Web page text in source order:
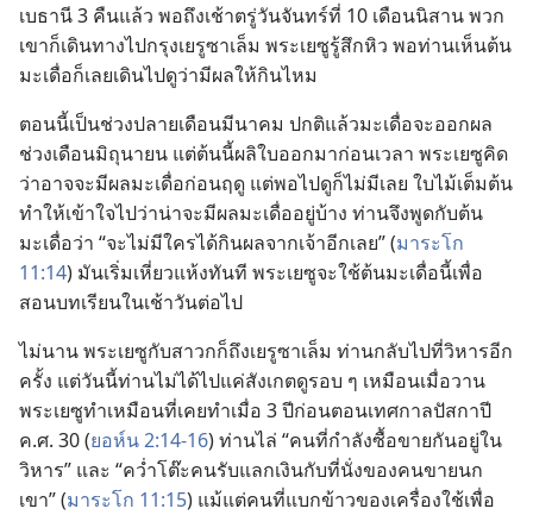
เบธานี 3 คืน​แล้ว พอ​ถึง​เช้า​ตรู่​วัน​จันทร์​ที่ 10 เดือน​นิสาน พวก​
เขา​ก็​เดิน​ทาง​ไป​กรุง​เยรูซาเล็ม พระ​เยซู​รู้สึก​หิว พอ​ท่าน​เห็น​ต้น​
มะเดื่อ​ก็​เลย​เดิน​ไป​ดู​ว่า​มี​ผล​ให้​กิน​ไหม
ตอน​นี้​เป็น​ช่วง​ปลาย​เดือน​มีนาคม ปกติ​แล้ว​มะเดื่อ​จะ​ออก​ผล​
ช่วง​เดือน​มิถุนายน แต่​ต้น​นี้​ผลิ​ใบ​ออก​มา​ก่อน​เวลา พระ​เยซู​คิด​
ว่า​อาจ​จะ​มี​ผล​มะเดื่อ​ก่อน​ฤดู แต่​พอ​ไป​ดู​ก็​ไม่​มี​เลย ใบ​ไม้​เต็ม​ต้น​
ทำ​ให้​เข้าใจ​ไป​ว่า​น่า​จะ​มี​ผล​มะเดื่อ​อยู่​บ้าง ท่าน​จึง​พูด​กับ​ต้น​
มะเดื่อ​ว่า “จะ​ไม่​มี​ใคร​ได้​กิน​ผล​จาก​เจ้า​อีก​เลย” (มาระโก
11:14) มัน​เริ่ม​เหี่ยว​แห้ง​ทันที พระ​เยซู​จะ​ใช้​ต้น​มะเดื่อ​นี้​เพื่อ​
สอน​บทเรียน​ใน​เช้า​วัน​ต่อ​ไป
ไม่​นาน พระ​เยซู​กับ​สาวก​ก็​ถึง​เยรูซาเล็ม ท่าน​กลับ​ไป​ที่​วิหาร​อีก​
ครั้ง แต่​วัน​นี้​ท่าน​ไม่​ได้​ไป​แค่​สังเกต​ดู​รอบ ๆ เหมือน​เมื่อ​วาน
พระ​เยซู​ทำ​เหมือน​ที่​เคย​ทำ​เมื่อ 3 ปี​ก่อน​ตอน​เทศกาล​ปัสกา​ปี
ค.ศ. 30 (ยอห์น 2:14-16) ท่าน​ไล่ “คน​ที่​กำลัง​ซื้อ​ขาย​กัน​อยู่​ใน​
วิหาร” และ “คว่ำ​โต๊ะ​คน​รับ​แลก​เงิน​กับ​ที่​นั่ง​ของ​คน​ขาย​นก​
เขา” (มาระโก 11:15) แม้​แต่​คน​ที่​แบก​ข้าวของ​เครื่อง​ใช้​เพื่อ​